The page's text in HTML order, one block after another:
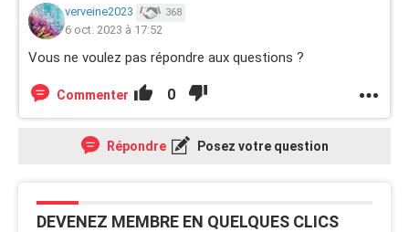
verveine2023 368
6 oct. 2023 à 17:52
Vous ne voulez pas répondre aux questions ?
Commenter 0
Répondre Posez votre question
DEVENEZ MEMBRE EN QUELQUES CLICS